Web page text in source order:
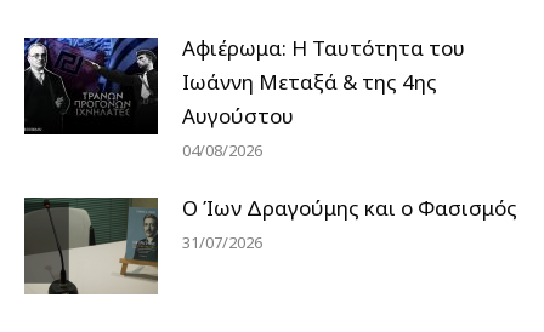
Αφιέρωμα: Η Ταυτότητα του
Ιωάννη Μεταξά & της 4ης
Αυγούστου
04/08/2026
Ο Ίων Δραγούμης και ο Φασισμός
31/07/2026